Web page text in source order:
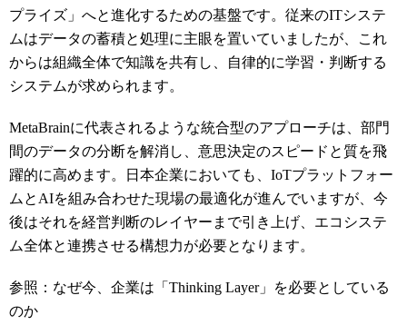
プライズ」へと進化するための基盤です。従来のITシステ
ムはデータの蓄積と処理に主眼を置いていましたが、これ
からは組織全体で知識を共有し、自律的に学習・判断する
システムが求められます。
MetaBrainに代表されるような統合型のアプローチは、部門
間のデータの分断を解消し、意思決定のスピードと質を飛
躍的に高めます。日本企業においても、IoTプラットフォー
ムとAIを組み合わせた現場の最適化が進んでいますが、今
後はそれを経営判断のレイヤーまで引き上げ、エコシステ
ム全体と連携させる構想力が必要となります。
参照：なぜ今、企業は「Thinking Layer」を必要としている
のか